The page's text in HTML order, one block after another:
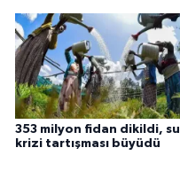
353 milyon fidan dikildi, su
krizi tartışması büyüdü